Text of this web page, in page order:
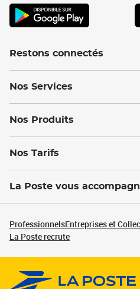
Restons connectés
Nos Services
Nos Produits
Nos Tarifs
La Poste vous
ProfessionnelsEntreprises et
La Poste recrute